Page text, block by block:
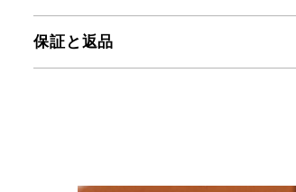
保証と返品